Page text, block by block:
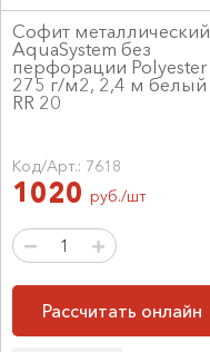
Софит металлический
AquaSystem без
перфорации Polyester
275 г/м2, 2,4 м белый
RR 20
Код/Арт.: 7618
1020 руб./шт
Рассчитать онлайн